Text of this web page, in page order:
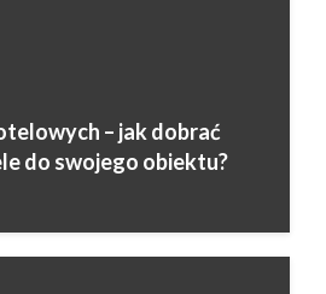
– jak dobrać
do swojego obiektu?